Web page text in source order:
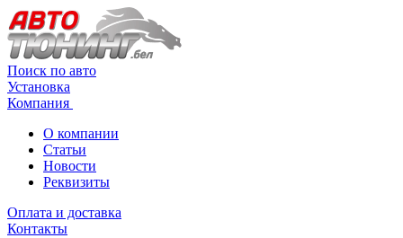
Поиск по авто
Установка
Компания
О компании
Статьи
Новости
Реквизиты
Оплата и доставка
Контакты